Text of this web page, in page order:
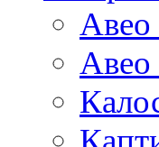
Авео
Авео